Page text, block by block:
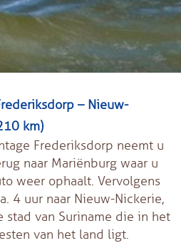
– Nieuw-
km)
Frederiksdorp neemt u
naar Mariënburg waar u
weer ophaalt. Vervolgens
4 uur naar Nieuw-Nickerie,
stad van Suriname die in het
van het land ligt.